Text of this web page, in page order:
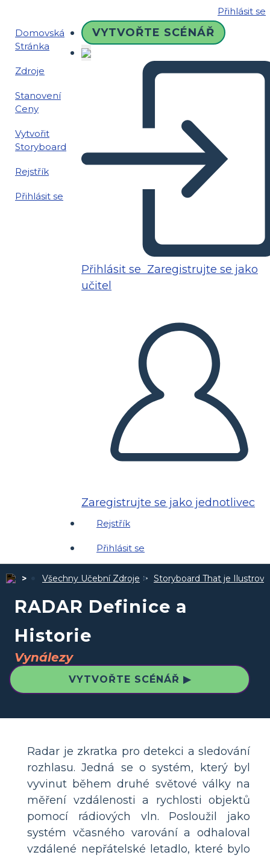
Přihlásit se
Domovská
Stránka
Zdroje
Stanovení
Ceny
Vytvořit
Storyboard
Rejstřík
Přihlásit se
VYTVOŘTE SCÉNÁŘ
Přihlásit se Zaregistrujte se jako
učitel
Zaregistrujte se jako jednotlivec
Rejstřík
Přihlásit se
Všechny Učební Zdroje Storyboard That je
RADAR Definice a
Historie
Vynálezy
VYTVOŘTE SCÉNÁŘ ▶
Radar je zkratka pro detekci a sledování
rozhlasu. Jedná se o systém, který byl
vyvinut během druhé světové války na
měření vzdálenosti a rychlosti objektů
pomocí rádiových vln. Posloužil jako
systém včasného varování a odhaloval
vzdálené nepřátelské letadlo, které bylo